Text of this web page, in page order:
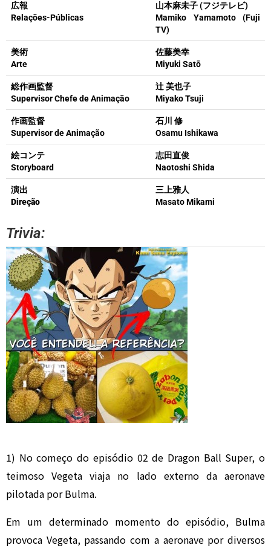
広報
Relações-Públicas
山本麻未子 (フジテレビ)
Mamiko Yamamoto (Fuji
TV)
美術
Arte
佐藤美幸
Miyuki Satō
総作画監督
Supervisor Chefe de Animação
辻 美也子
Miyako Tsuji
作画監督
Supervisor de Animação
石川 修
Osamu Ishikawa
絵コンテ
Storyboard
志田直俊
Naotoshi Shida
演出
Direção
三上雅人
Masato Mikami
Trivia:
1) No começo do episódio 02 de Dragon Ball Super, o
teimoso Vegeta viaja no lado externo da aeronave
pilotada por Bulma.
Em um determinado momento do episódio, Bulma
provoca Vegeta, passando com a aeronave por diversos